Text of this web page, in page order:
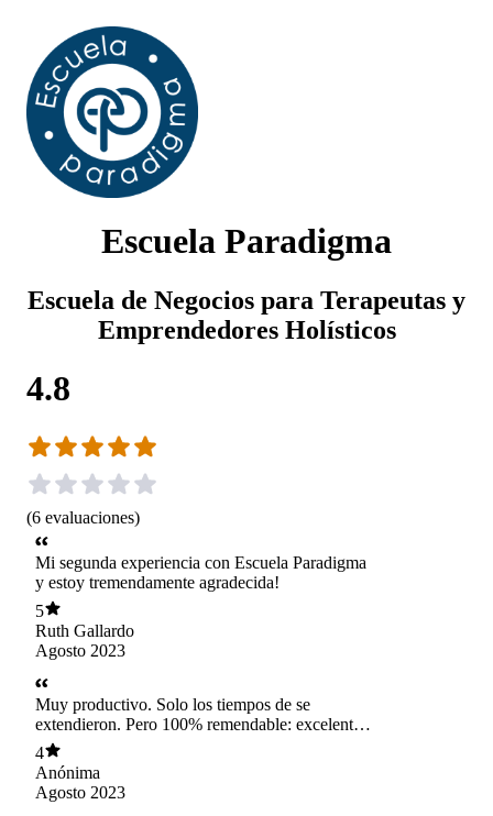
Escuela Paradigma
Escuela de Negocios para Terapeutas y
Emprendedores Holísticos
4.8
(6 evaluaciones)
Mi segunda experiencia con Escuela Paradigma
y estoy tremendamente agradecida!
5
Ruth Gallardo
Agosto 2023
Muy productivo. Solo los tiempos de se
extendieron. Pero 100% remendable: excelente
profesional
4
Anónima
Agosto 2023